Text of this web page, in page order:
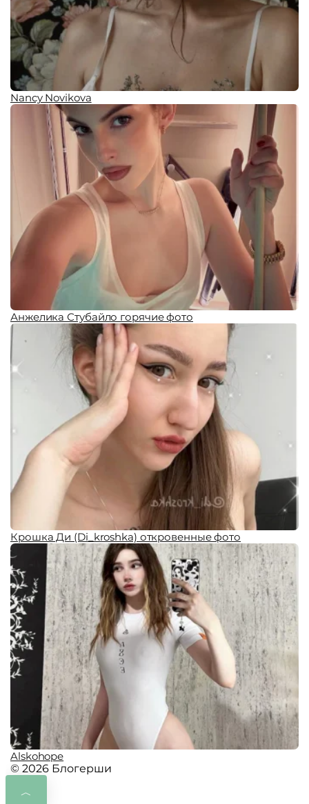
Nancy Novikova
Анжелика Стубайло горячие фото
Крошка Ди (Di_kroshka) откровенные фото
Alskohope
© 2026 Блогерши